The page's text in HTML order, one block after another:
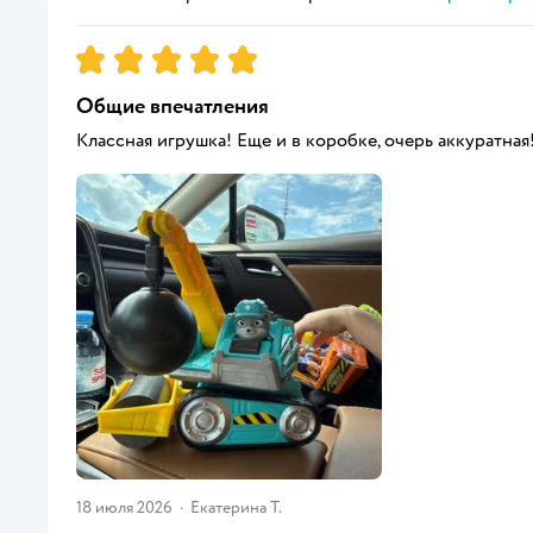
Рейтинг:5
Общие впечатления
Классная игрушка! Еще и в коробке, очерь
18 июля 2026 · Екатерина Т.